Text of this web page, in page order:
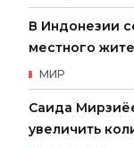
В Индонезии
местного
МИР
Саида
увеличить